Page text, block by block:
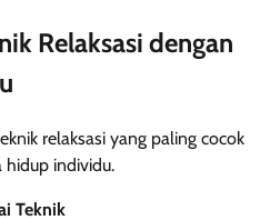
Relaksasi dengan
relaksasi yang paling cocok
hidup individu.
Teknik